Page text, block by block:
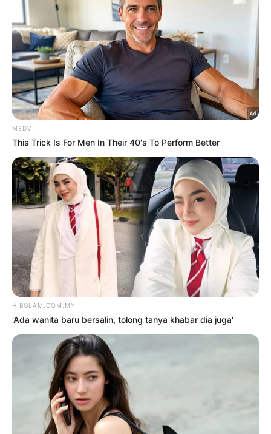
TRENDING
1
Kasihan Aisha Retno, cakap
Indonesia pun kena kecam
2
‘Tak pakai susuk, masih lelaki
tulen’ – Rashdan Baba kongsi tip
awet muda
6 Ogos 2026
Siti Nurhaliza sebak, Noraniza
Idris ‘seram’ duet Hati Kama
5 Ogos 2026
4
Saya jumpa pakar psikiatri,
hadiri sesi kaunseling – Bella
Astillah
4 Ogos 2026
‘Tak takut bekerjasama dengan
Aliff, saya pun pendosa’
5 Ogos 2026